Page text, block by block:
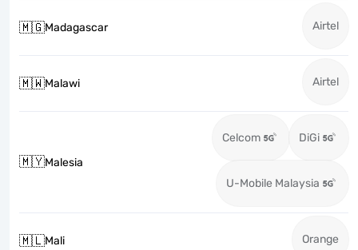
🇲🇬Madagascar Airtel
🇲🇼Malawi Airtel
🇲🇾Malesia
Celcom DiGi
U-Mobile Malaysia
🇲🇱Mali Orange